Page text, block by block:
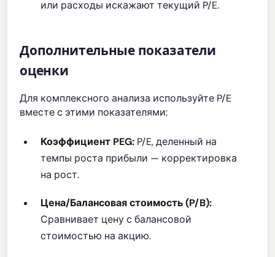
или расходы искажают текущий P/E.
Дополнительные показатели
оценки
Для комплексного анализа используйте P/E
вместе с этими показателями:
Коэффициент PEG: P/E, деленный на
темпы роста прибыли — корректировка
на рост.
Цена/Балансовая стоимость (P/B):
Сравнивает цену с балансовой
стоимостью на акцию.